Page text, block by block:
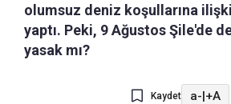
olumsuz deniz koşullarına
yaptı. Peki, 9 Ağustos Şile'de
yasak mı?
Kaydet a-|+A